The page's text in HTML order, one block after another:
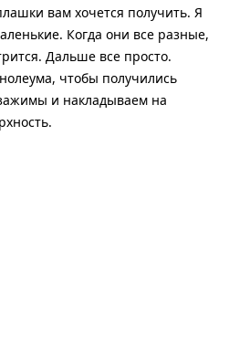
вам хочется получить. Я
Когда они все разные,
Дальше все просто.
чтобы получились
и накладываем на